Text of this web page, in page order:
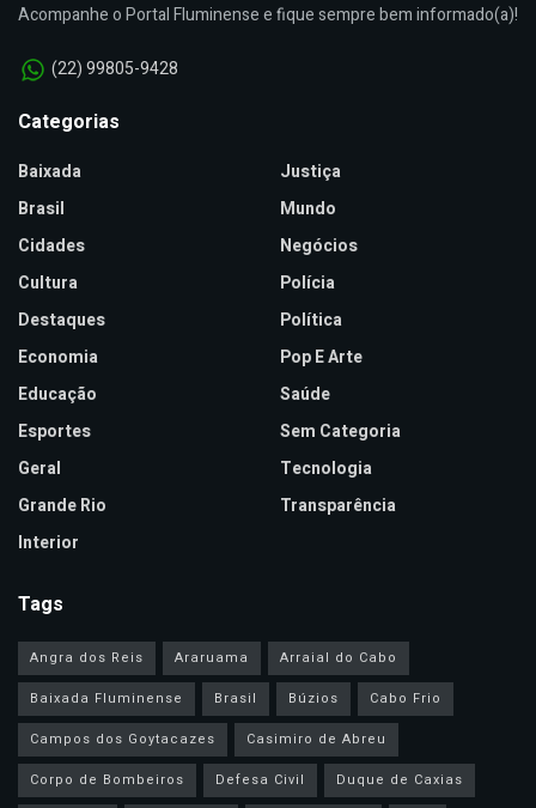
Acompanhe o Portal Fluminense e fique sempre bem informado(a)!
(22) 99805-9428
Categorias
Baixada
Brasil
Cidades
Cultura
Destaques
Economia
Educação
Esportes
Geral
Grande Rio
Interior
Justiça
Mundo
Negócios
Polícia
Política
Pop E Arte
Saúde
Sem Categoria
Tecnologia
Transparência
Tags
Angra dos Reis Araruama
Arraial do Cabo
Baixada Fluminense
Brasil Búzios
Cabo Frio
Campos dos Goytacazes
Casimiro de Abreu
Corpo de Bombeiros
Defesa Civil
Duque de Caxias